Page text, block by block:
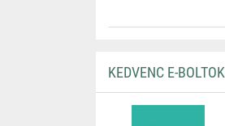
KEDVENC E-BOLTOK